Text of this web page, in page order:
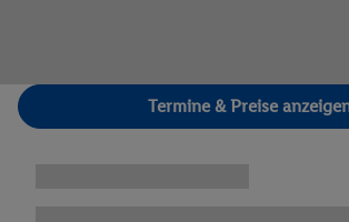
Termine & Preise